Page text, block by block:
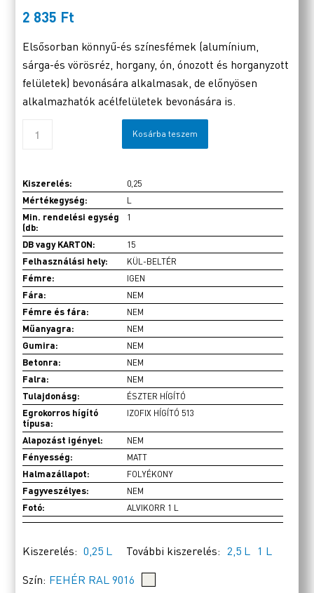
2 835 Ft
Elsősorban könnyű-és színesfémek (alumínium,
sárga-és vörösréz, horgany, ón, ónozott és horganyzott
felületek) bevonására alkalmasak, de előnyösen
alkalmazhatók acélfelületek bevonására is.
Kosárba teszem
Kiszerelés: 0,25
Mértékegység: L
Min. rendelési egység
(db:
1
DB vagy KARTON: 15
Felhasználási hely: KÜL-BELTÉR
Fémre: IGEN
Fára: NEM
Fémre és fára: NEM
Műanyagra: NEM
Gumira: NEM
Betonra: NEM
Falra: NEM
Tulajdonásg: ÉSZTER HÍGÍTÓ
Egrokorros hígító
típusa:
IZOFIX HÍGÍTÓ 513
Alapozást igényel: NEM
Fényesség: MATT
Halmazállapot: FOLYÉKONY
Fagyveszélyes: NEM
Fotó: ALVIKORR 1 L
Kiszerelés: 0,25 L További kiszerelés: 2,5 L 1 L
Szín: FEHÉR RAL 9016